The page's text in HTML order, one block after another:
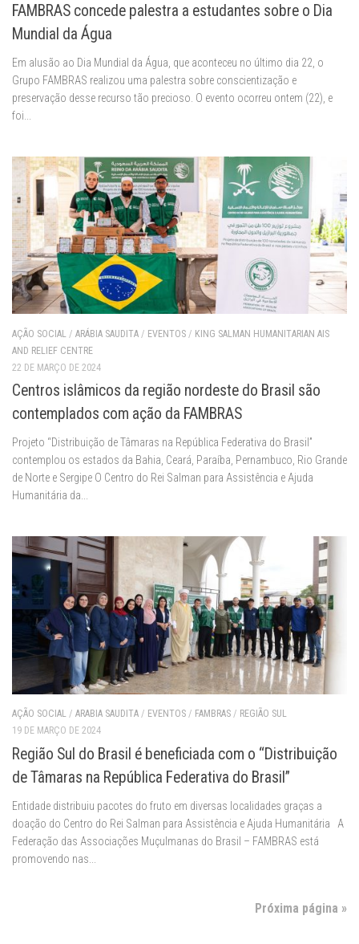
FAMBRAS concede palestra a estudantes sobre o Dia
Mundial da Água
Em alusão ao Dia Mundial da Água, que aconteceu no último dia 22, o
Grupo FAMBRAS realizou uma palestra sobre conscientização e
preservação desse recurso tão precioso. O evento ocorreu ontem (22), e
foi...
AÇÃO SOCIAL / ARÁBIA SAUDITA / EVENTOS / KING SALMAN HUMANITARIAN AIS
AND RELIEF CENTRE
22 DE MARÇO DE 2024
Centros islâmicos da região nordeste do Brasil são
contemplados com ação da FAMBRAS
Projeto “Distribuição de Tâmaras na República Federativa do Brasil”
contemplou os estados da Bahia, Ceará, Paraíba, Pernambuco, Rio Grande
de Norte e Sergipe O Centro do Rei Salman para Assistência e Ajuda
Humanitária da...
AÇÃO SOCIAL / ARABIA SAUDITA / EVENTOS / FAMBRAS / REGIÃO SUL
19 DE MARÇO DE 2024
Região Sul do Brasil é beneficiada com o “Distribuição
de Tâmaras na República Federativa do Brasil”
Entidade distribuiu pacotes do fruto em diversas localidades graças a
doação do Centro do Rei Salman para Assistência e Ajuda Humanitária A
Federação das Associações Muçulmanas do Brasil – FAMBRAS está
promovendo nas...
Próxima página »